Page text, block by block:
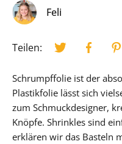
Feli
Teilen:
Schrumpffolie ist der
Plastikfolie lässt sich
zum Schmuckdesigner,
Knöpfe. Shrinkles sind
erklären wir das Basteln